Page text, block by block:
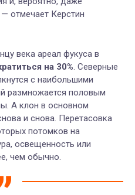
отмечает Керстин
века ареал фукуса в
на 30%. Северные
с наибольшими
размножается половым
А клон в основном
и снова. Перетасовка
потомков на
освещенность или
чем обычно.